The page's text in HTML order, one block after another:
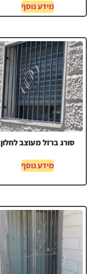
מידע נוסף
סורג ברזל מעוצב לחלון
מידע נוסף